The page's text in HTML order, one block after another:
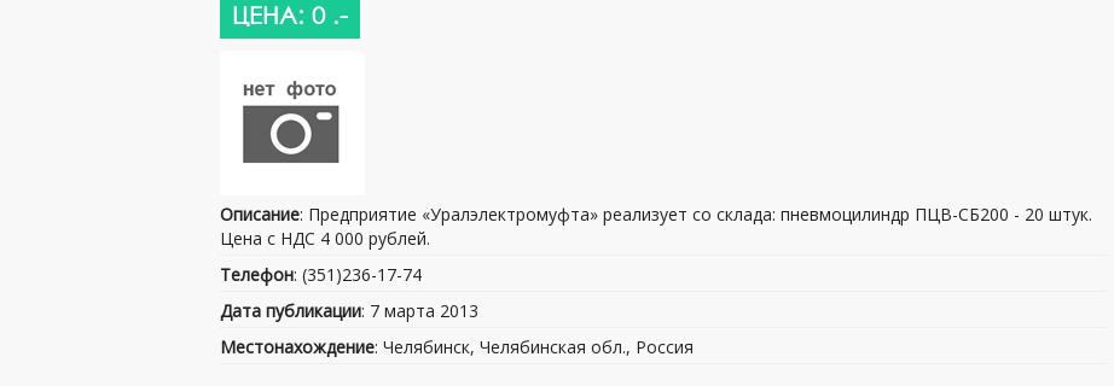
ЦЕНА: 0 .-
Описание: Предприятие «Уралэлектромуфта» реализует со склада: пневмоцилиндр ПЦВ-СБ200 - 20 штук.
Цена с НДС 4 000 рублей.
Телефон: (351)236-17-74
Дата публикации: 7 марта 2013
Местонахождение: Челябинск, Челябинская обл., Россия